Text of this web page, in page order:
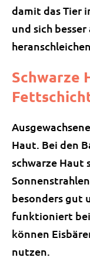
damit das Tier
und sich
Schwarze
Haut. Bei den
schwarze Haut
besonders gut
funktioniert
können
nutzen.